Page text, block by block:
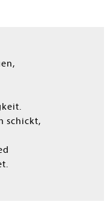
schickt,